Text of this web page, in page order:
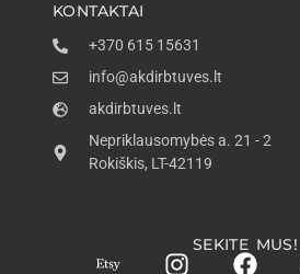
KONTAKTAI
+370 615 15631
info@akdirbtuves.lt
akdirbtuves.lt
Nepriklausomybės a. 21 - 2
Rokiškis, LT-42119
SEKITE MUS!